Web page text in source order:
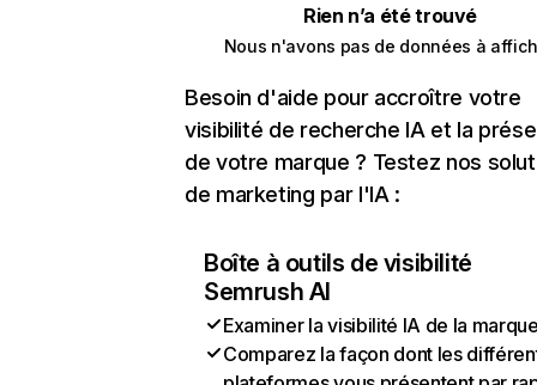
Rien n’a été trouvé
Nous n'avons pas de données à
Besoin d'aide pour accroître votre
visibilité de recherche IA et la
de votre marque ? Testez nos
de marketing par l'IA :
Boîte à outils de visibilité
Semrush AI
Examiner la visibilité IA de la
Comparez la façon dont les